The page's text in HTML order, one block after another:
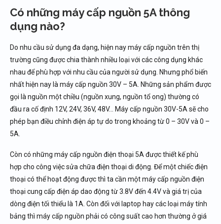
Có những máy cấp nguồn 5A thông
dụng nào?
Do nhu cầu sử dụng đa dạng, hiện nay máy cấp nguồn trên thị
trường cũng được chia thành nhiều loại với các công dụng khác
nhau để phù hợp với nhu cầu của người sử dụng. Nhưng phổ biến
nhất hiện nay là máy cấp nguồn 30V – 5A. Những sản phẩm được
gọi là nguồn một chiều (nguồn xung, nguồn tổ ong) thường có
đầu ra cố định 12V, 24V, 36V, 48V… Máy cấp nguồn 30V-5A sẽ cho
phép bạn điều chỉnh điện áp tự do trong khoảng từ 0 – 30V và 0 –
5A.
Còn có những máy cấp nguồn điện thoại 5A được thiết kế phù
hợp cho công việc sửa chữa điện thoại di động. Để một chiếc điện
thoại có thể hoạt động được thì ta cần một máy cấp nguồn điện
thoại cung cấp điện áp dao động từ 3.8V đến 4.4V và giá trị của
dòng điện tối thiểu là 1A. Còn đối với laptop hay các loại máy tính
bảng thì máy cấp nguồn phải có công suất cao hơn thường ở giá